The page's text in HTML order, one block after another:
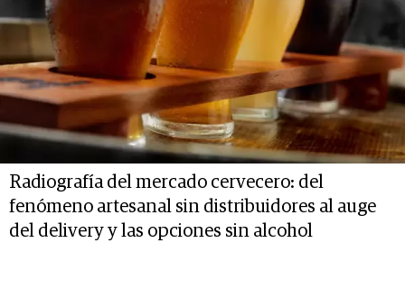
Radiografía del mercado cervecero: del
fenómeno artesanal sin distribuidores al auge
del delivery y las opciones sin alcohol